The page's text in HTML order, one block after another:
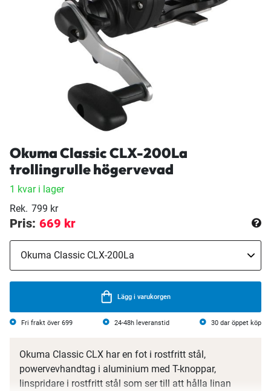
Okuma Classic CLX-200La
trollingrulle högervevad
1 kvar i lager
Rek. 799 kr
Pris: 669 kr
Lägg i varukorgen
Fri frakt över 699 24-48h leveranstid 30 dar öppet köp
Okuma Classic CLX har en fot i rostfritt stål,
powervevhandtag i aluminium med T-knoppar,
linspridare i rostfritt stål som ser till att hålla linan